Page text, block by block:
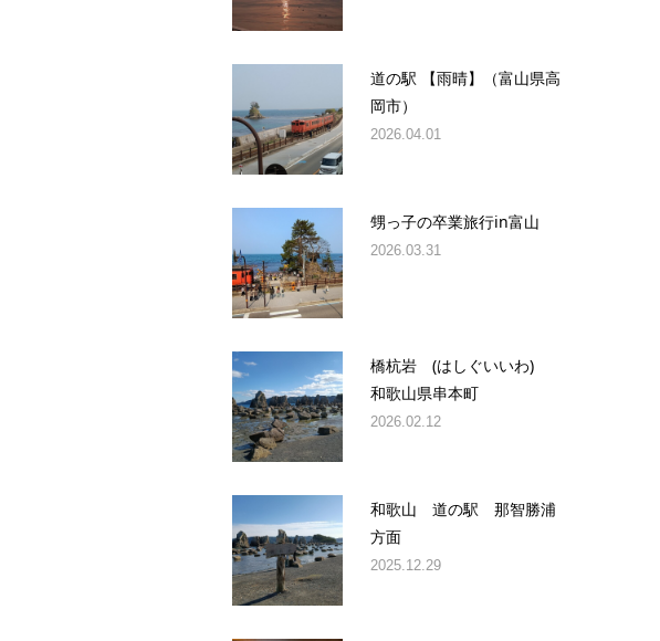
道の駅 【雨晴】（富山県高
岡市）
2026.04.01
甥っ子の卒業旅行in富山
2026.03.31
橋杭岩 (はしぐいいわ)
和歌山県串本町
2026.02.12
和歌山 道の駅 那智勝浦
方面
2025.12.29